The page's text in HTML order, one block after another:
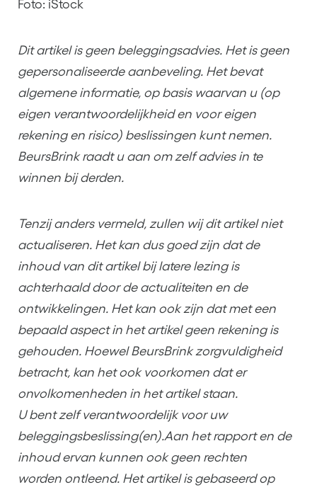
Foto: iStock
Dit artikel is geen beleggingsadvies. Het is geen
gepersonaliseerde aanbeveling. Het bevat
algemene informatie, op basis waarvan u (op
eigen verantwoordelijkheid en voor eigen
rekening en risico) beslissingen kunt nemen.
BeursBrink raadt u aan om zelf advies in te
winnen bij derden.
Tenzij anders vermeld, zullen wij dit artikel niet
actualiseren. Het kan dus goed zijn dat de
inhoud van dit artikel bij latere lezing is
achterhaald door de actualiteiten en de
ontwikkelingen. Het kan ook zijn dat met een
bepaald aspect in het artikel geen rekening is
gehouden. Hoewel BeursBrink zorgvuldigheid
betracht, kan het ook voorkomen dat er
onvolkomenheden in het artikel staan.
U bent zelf verantwoordelijk voor uw
beleggingsbeslissing(en).Aan het rapport en de
inhoud ervan kunnen ook geen rechten
worden ontleend. Het artikel is gebaseerd op